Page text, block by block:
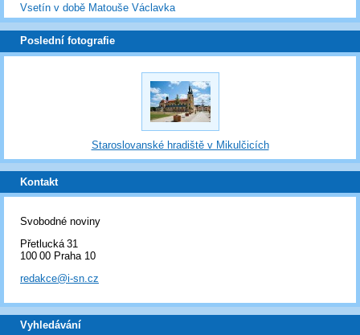
Vsetín v době Matouše Václavka
Poslední fotografie
Staroslovanské hradiště v Mikulčicích
Kontakt
Svobodné noviny
Přetlucká 31
100 00 Praha 10
redakce@i-sn.cz
Vyhledávání